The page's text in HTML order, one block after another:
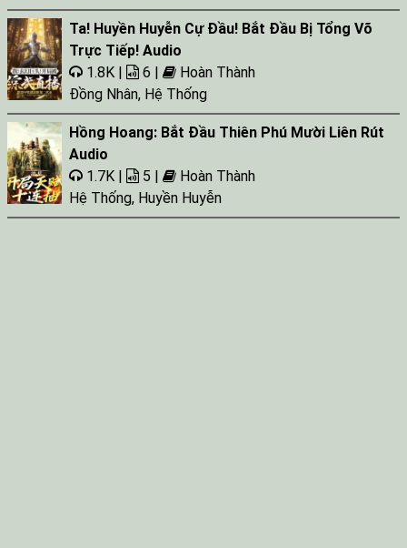
Ta! Huyền Huyễn Cự Đầu! Bắt Đầu Bị Tổng Võ
Trực Tiếp! Audio
1.8K |
6 |
Hoàn Thành
Đồng Nhân, Hệ Thống
Hồng Hoang: Bắt Đầu Thiên Phú Mười Liên Rút
Audio
1.7K |
5 |
Hoàn Thành
Hệ Thống, Huyền Huyễn